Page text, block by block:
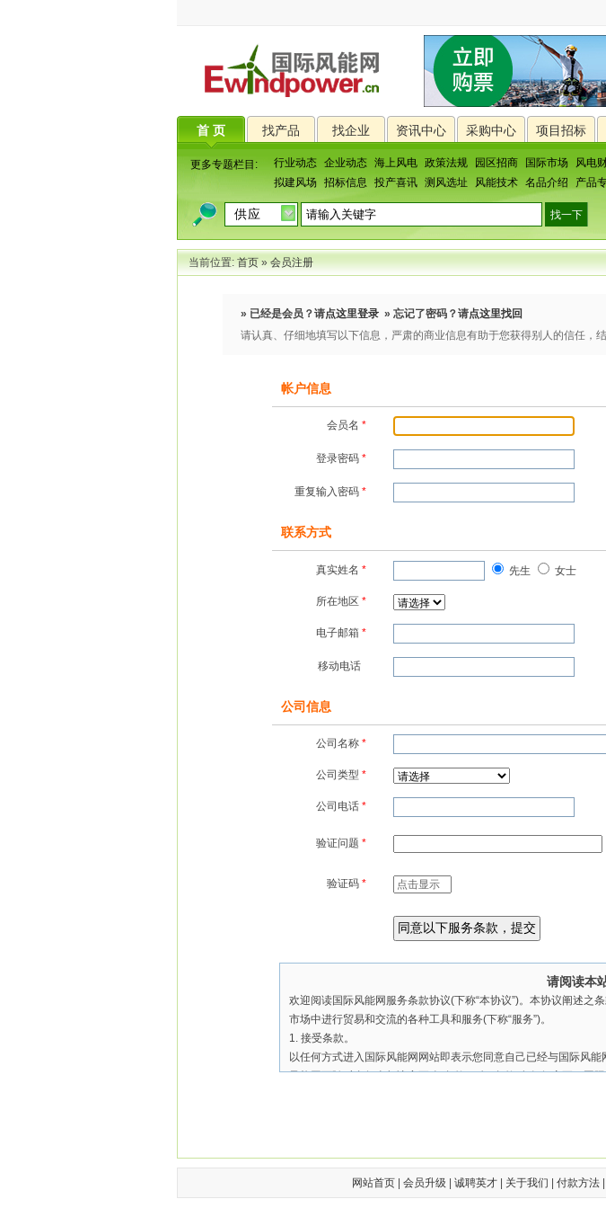
首 页 找产品 找企业 资讯中心 采购中心 项目招标
更多专题栏目: 行业动态 企业动态 海上风电 政策法规 园区招商 国际市场 风电
拟建风场
招标信息 投产喜讯 测风选址 风能技术 名品介绍 产品
当前位置:首页»会员注册
» 已经是会员？请点这里登录 » 忘记了密码？请点这里找回
请认真、仔细地填写以下信息，严肃的商业信息有助于您获得别人的信任，
帐户信息
会员名 *
登录密码 *
重复输入密码 *
联系方式
真实姓名 * 先生 女士
所在地区 *
电子邮箱 *
移动电话
公司信息
公司名称 *
公司类型 *
公司电话 *
验证问题 *
验证码 *
请阅读本
欢迎阅读国际风能网服务条款协议(下称“本协议”)。本协议阐述之
市场中进行贸易和交流的各种工具和服务(下称“服务”)。
1. 接受条款。
以任何方式进入国际风能网网站即表示您同意自己已经与国际风
风能网可随时自行全权决定更改“条款”。如“条款”有任何变更，
必须停止使用“服务”。经修订的“条款”一经在国际风能网网站的
2.谁可使用国际风能网网站？
网站首页| 会员升级 诚聘英才| 关于我们 付款方法|